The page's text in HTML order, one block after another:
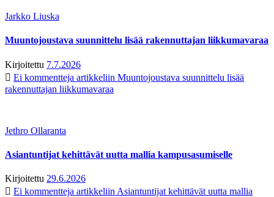
Jarkko Liuska
Muuntojoustava suunnittelu lisää rakennuttajan liikkumavaraa
Kirjoitettu 7.7.2026
Ei kommentteja artikkeliin Muuntojoustava suunnittelu lisää
rakennuttajan liikkumavaraa
Jethro Ollaranta
Asiantuntijat kehittävät uutta mallia kampusasumiselle
Kirjoitettu 29.6.2026
Ei kommentteja artikkeliin Asiantuntijat kehittävät uutta mallia